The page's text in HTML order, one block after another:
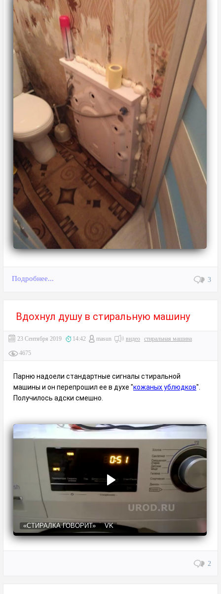
Подробнее... 3
Вдохнул душу в стиральную машину
23 Сентября 2019 14:42 masun видео стиральная машина
4675
Парню надоели стандартные сигналы стиральной
машины и он перепрошил ее в духе "кожаных ублюдков".
Получилось адски смешно.
«СТИРАЛКА ГОВОРИТ» VK
2